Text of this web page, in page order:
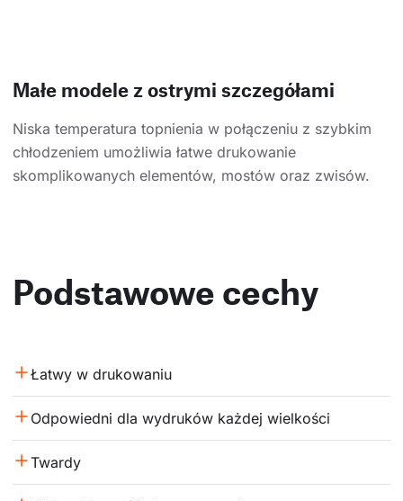
Małe modele z ostrymi szczegółami
Niska temperatura topnienia w połączeniu z szybkim
chłodzeniem umożliwia łatwe drukowanie
skomplikowanych elementów, mostów oraz zwisów.
Podstawowe cechy
Łatwy w drukowaniu
Odpowiedni dla wydruków każdej wielkości
Twardy